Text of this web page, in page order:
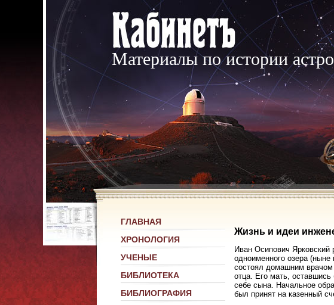
Материалы по истории
ГЛАВНАЯ
ХРОНОЛОГИЯ
УЧЕНЫЕ
БИБЛИОТЕКА
БИБЛИОГРАФИЯ
Жизнь и идеи
Иван Осипович Ярковский
одноименного озера (ныне
состоял домашним врачом
отца. Его мать,
себе сына. Начальное
был принят на казенный